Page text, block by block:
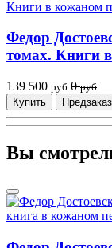
Федор
томах. Книги
139 500 руб 0 руб
Купить
Предзаказ
Вы